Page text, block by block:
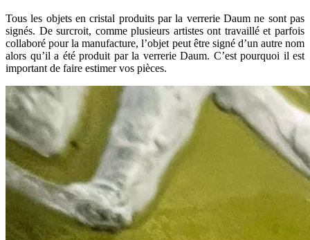
Tous les objets en cristal produits par la verrerie Daum ne sont pas
signés. De surcroit, comme plusieurs artistes ont travaillé et parfois
collaboré pour la manufacture, l’objet peut être signé d’un autre nom
alors qu’il a été produit par la verrerie Daum. C’est pourquoi il est
important de faire estimer vos pièces.